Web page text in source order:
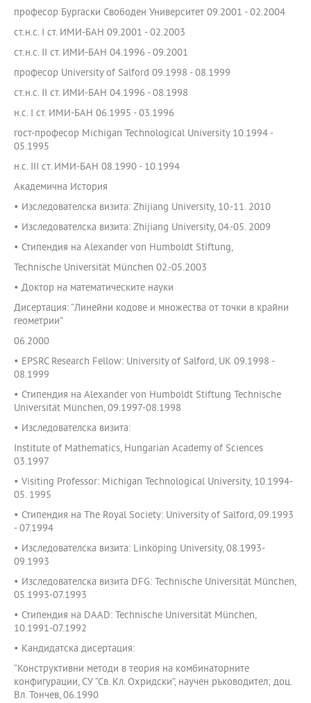
професор Бургаски Свободен Университет 09.2001 - 02.2004
ст.н.с. I ст. ИМИ-БАН 09.2001 - 02.2003
ст.н.с. II ст. ИМИ-БАН 04.1996 - 09.2001
професор University of Salford 09.1998 - 08.1999
ст.н.с. II ст. ИМИ-БАН 04.1996 - 08.1998
н.с. I ст. ИМИ-БАН 06.1995 - 03.1996
гост-професор Michigan Technological University 10.1994 -
05.1995
н.с. III ст. ИМИ-БАН 08.1990 - 10.1994
Академична История
• Изследователска визита: Zhijiang University, 10.-11. 2010
• Изследователска визита: Zhijiang University, 04.-05. 2009
• Стипендия на Alexander von Humboldt Stiftung,
Technische Universität München 02.-05.2003
• Доктор на математическите науки
Дисертация: “Линейни кодове и множества от точки в крайни
геометрии”
06.2000
• EPSRC Research Fellow: University of Salford, UK 09.1998 -
08.1999
• Стипендия на Alexander von Humboldt Stiftung Technische
Universität München, 09.1997-08.1998
• Изследователска визита:
Institute of Mathematics, Hungarian Academy of Sciences
03.1997
• Visiting Professor: Michigan Technological University, 10.1994-
05. 1995
• Стипендия на The Royal Society: University of Salford, 09.1993
- 07.1994
• Изследователска визита: Linköping University, 08.1993-
09.1993
• Изследователска визита DFG: Technische Universität München,
05.1993-07.1993
• Стипендия на DAAD: Technische Universität München,
10.1991-07.1992
• Кандидатска дисертация:
“Конструктивни методи в теория на комбинаторните
конфигурации, СУ “Св. Кл. Охридски”, научен ръководител; доц.
Вл. Тончев, 06.1990